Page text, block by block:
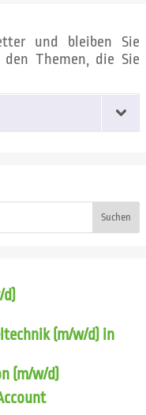
und bleiben Sie
Themen, die Sie
Suchen
d)
(m/w/d) in
(m/w/d)